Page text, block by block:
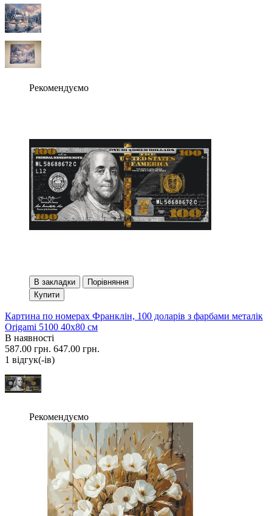
Рекомендуємо
В закладки
Порівняння
Купити
Картина по номерах Франклін, 100 доларів з фарбами металік
Origami 5100 40x80 см
В наявності
587.00 грн. 647.00 грн.
1 вiдгук(-iв)
Рекомендуємо